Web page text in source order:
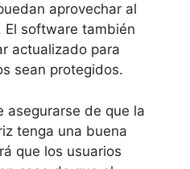
aprovechar al
El software también
actualizado para
sean protegidos.
asegurarse de que la
tenga una buena
que los usuarios